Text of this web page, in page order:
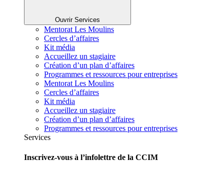
Ouvrir Services
Mentorat Les Moulins
Cercles d’affaires
Kit média
Accueillez un stagiaire
Création d’un plan d’affaires
Programmes et ressources pour entreprises
Mentorat Les Moulins
Cercles d’affaires
Kit média
Accueillez un stagiaire
Création d’un plan d’affaires
Programmes et ressources pour entreprises
Services
Inscrivez-vous à l’infolettre de la CCIM